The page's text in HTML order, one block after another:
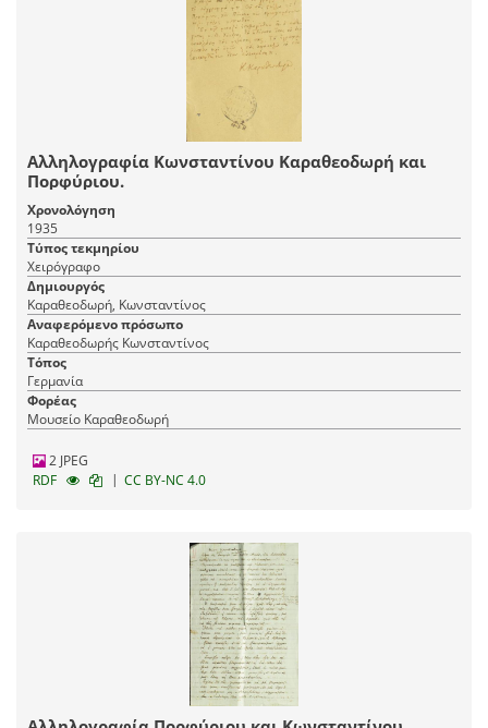
Αλληλογραφία Κωνσταντίνου Καραθεοδωρή και
Πορφύριου.
Χρονολόγηση
1935
Τύπος τεκμηρίου
Χειρόγραφο
Δημιουργός
Καραθεοδωρή, Κωνσταντίνος
Αναφερόμενο πρόσωπο
Καραθεοδωρής Κωνσταντίνος
Τόπος
Γερμανία
Φορέας
Μουσείο Καραθεοδωρή
2 JPEG
RDF
| CC BY-NC 4.0